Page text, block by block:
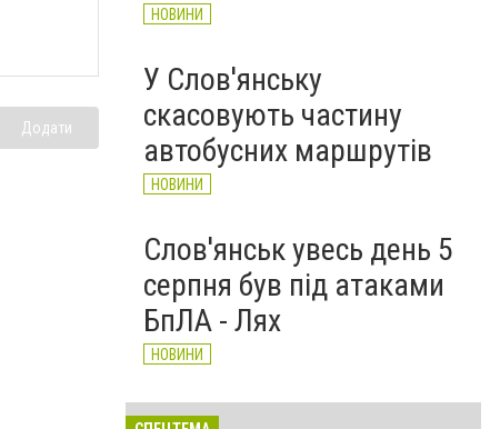
Додати
НОВИНИ
У Слов'янську
скасовують частину
автобусних маршрутів
НОВИНИ
Слов'янськ увесь день 5
серпня був під атаками
БпЛА - Лях
НОВИНИ